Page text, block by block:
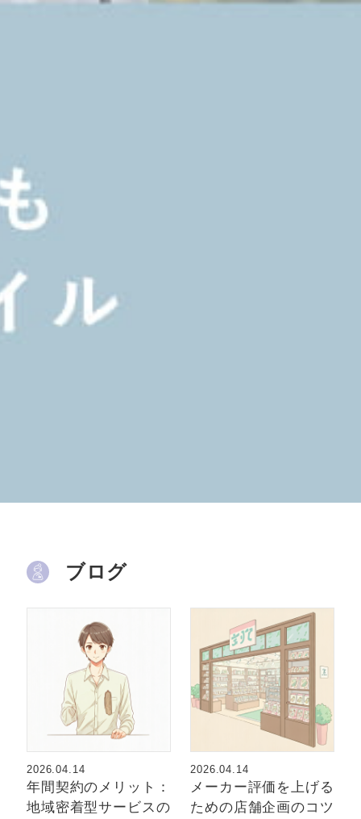
ブログ
2026.04.14
年間契約のメリット：
地域密着型サービスの
2026.04.14
メーカー評価を上げる
ための店舗企画のコツ